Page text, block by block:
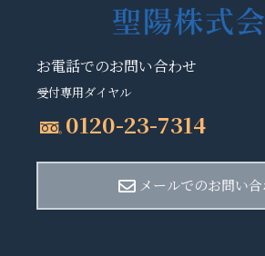
お電話でのお問い合わせ
受付専用ダイヤル
0120-23-7314
メールでのお問い